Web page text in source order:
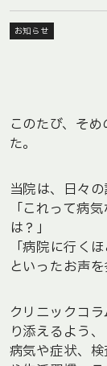
お知らせ
このたび、そ
た。
当院は、日々の
「これって病
は？」
「病院に行く
といったお声を
クリニックコ
り添えるよう、
病気や症状、